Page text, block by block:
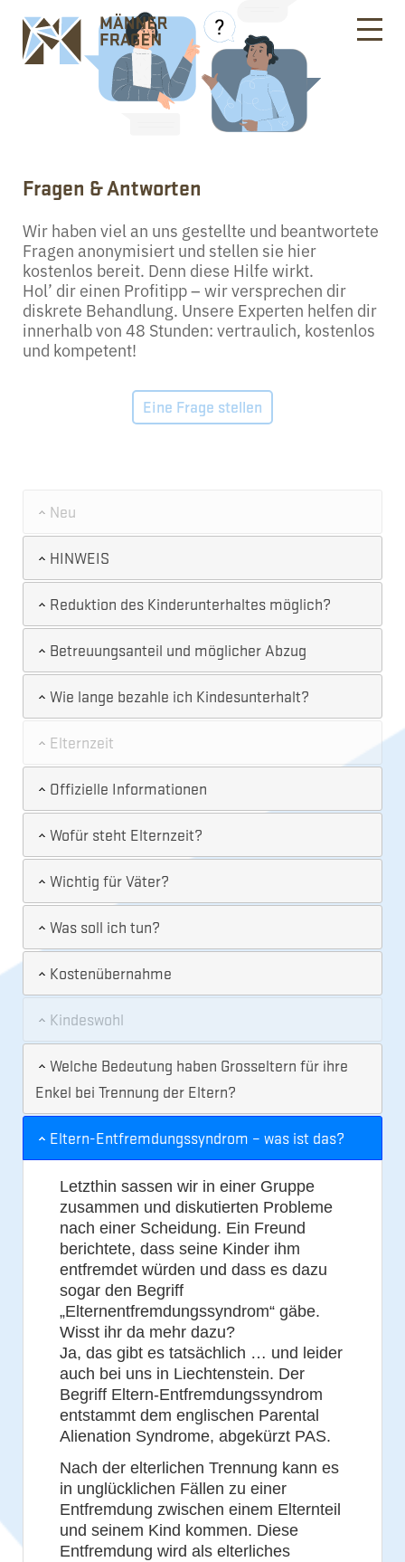
Fragen & Antworten
Wir haben viel an uns gestellte und beantwortete
Fragen anonymisiert und stellen sie hier
kostenlos bereit. Denn diese Hilfe wirkt.
Hol’ dir einen Profitipp – wir versprechen dir
diskrete Behandlung. Unsere Experten helfen dir
innerhalb von 48 Stunden: vertraulich, kostenlos
und kompetent!
Eine Frage stellen
Neu
HINWEIS
Reduktion des Kinderunterhaltes möglich?
Betreuungsanteil und möglicher Abzug
Wie lange bezahle ich Kindesunterhalt?
Elternzeit
Offizielle Informationen
Wofür steht Elternzeit?
Wichtig für Väter?
Was soll ich tun?
Kostenübernahme
Kindeswohl
Welche Bedeutung haben Grosseltern für ihre
Enkel bei Trennung der Eltern?
Eltern-Entfremdungssyndrom – was ist das?
Letzthin sassen wir in einer Gruppe
zusammen und diskutierten Probleme
nach einer Scheidung. Ein Freund
berichtete, dass seine Kinder ihm
entfremdet würden und dass es dazu
sogar den Begriff
„Elternentfremdungssyndrom“ gäbe.
Wisst ihr da mehr dazu?
Ja, das gibt es tatsächlich … und leider
auch bei uns in Liechtenstein. Der
Begriff Eltern-Entfremdungssyndrom
entstammt dem englischen Parental
Alienation Syndrome, abgekürzt PAS.
Nach der elterlichen Trennung kann es
in unglücklichen Fällen zu einer
Entfremdung zwischen einem Elternteil
und seinem Kind kommen. Diese
Entfremdung wird als elterliches